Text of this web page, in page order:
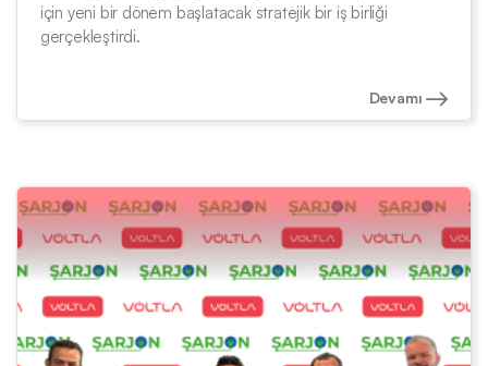
için yeni bir dönem başlatacak stratejik bir iş birliği
gerçekleştirdi.
Devamı